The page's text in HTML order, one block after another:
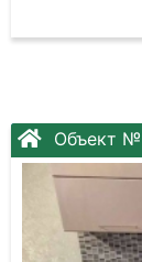
Объект